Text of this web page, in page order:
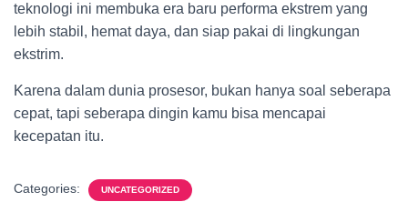
teknologi ini membuka era baru performa ekstrem yang
lebih stabil, hemat daya, dan siap pakai di lingkungan
ekstrim.
Karena dalam dunia prosesor, bukan hanya soal seberapa
cepat, tapi seberapa dingin kamu bisa mencapai
kecepatan itu.
Categories: UNCATEGORIZED